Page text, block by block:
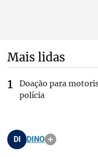
Mais lidas
Doação para
polícia
DI DINO